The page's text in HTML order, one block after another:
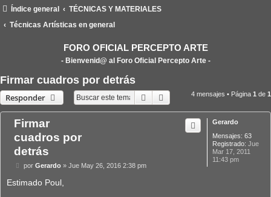
Índice general
TÉCNICAS Y MATERIALES
Técnicas Artísticas en general
FORO OFICIAL PERCEPTO ARTE
- Bienvenid@ al Foro Oficial Percepto Arte -
Firmar cuadros por detrás
Responder Buscar Búsqueda avanzada
4 mensajes • Página 1 de 1
Gerardo
Mensajes: 63
Registrado: Jue
Mar 17, 2011
11:43 pm
Firmar
cuadros por
detrás
M
n
por Gerardo» Jue May 26, 2016 2:38 pm
Estimado Poul,